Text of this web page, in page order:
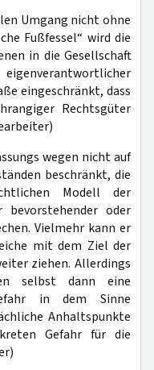
Umgang nicht ohne
Fußfessel“ wird die
in die Gesellschaft
eingeschränkt, dass
Rechtsgüter
wegen nicht auf
beschränkt, die
Modell der
oder
Vielmehr kann er
mit dem Ziel der
ziehen. Allerdings
selbst dann eine
in dem Sinne
Anhaltspunkte
Gefahr für die